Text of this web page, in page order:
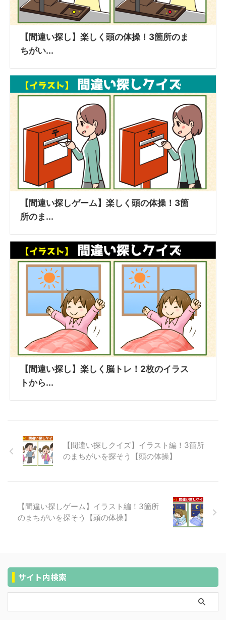
【間違い探し】楽しく頭の体操！3箇所のま
ちがい...
【間違い探しゲーム】楽しく頭の体操！3箇
所のま...
【間違い探し】楽しく脳トレ！2枚のイラス
トから...
【間違い探しクイズ】イラスト編！3箇所
のまちがいを探そう【頭の体操】
【間違い探しゲーム】イラスト編！3箇所
のまちがいを探そう【頭の体操】
サイト内検索